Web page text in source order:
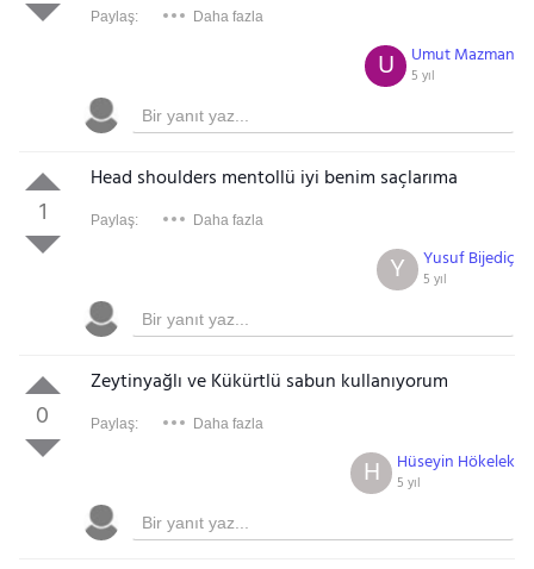
Paylaş: Daha fazla
Umut Mazman
5 yıl
U
1
Head shoulders mentollü iyi benim saçlarıma
Paylaş: Daha fazla
Yusuf Bijediç
5 yıl
Y
0
Zeytinyağlı ve Kükürtlü sabun kullanıyorum
Paylaş: Daha fazla
Hüseyin Hökelek
5 yıl
H